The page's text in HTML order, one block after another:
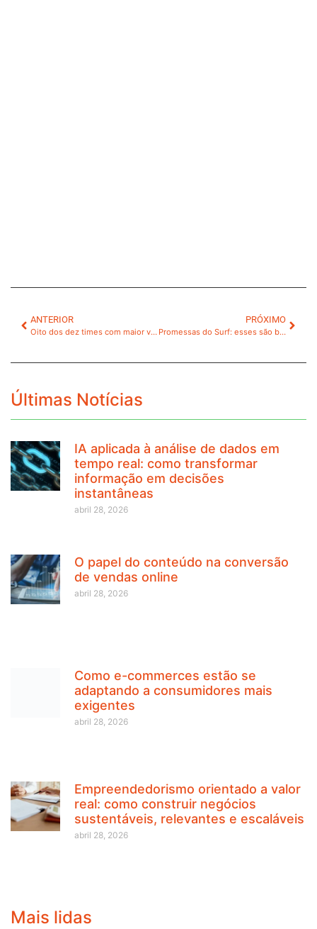
ANTERIOR
Oito dos dez times com maior valor de mercado na Copa Libertadores são brasileiros
PRÓXIMO
Promessas do Surf: esses são brasileiros que brilham no ranking mundial júnior
Últimas Notícias
IA aplicada à análise de dados em
tempo real: como transformar
informação em decisões
instantâneas
abril 28, 2026
O papel do conteúdo na conversão
de vendas online
abril 28, 2026
Como e-commerces estão se
adaptando a consumidores mais
exigentes
abril 28, 2026
Empreendedorismo orientado a valor
real: como construir negócios
sustentáveis, relevantes e escaláveis
abril 28, 2026
Mais lidas